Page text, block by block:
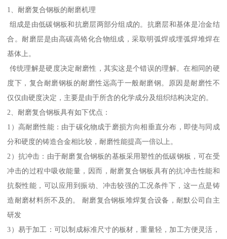
1、耐磨复合钢板的耐磨机理
组成是由低碳钢板和抗磨层两部分组成的。抗磨层和基体是冶金结
合。耐磨层是由高碳高铬化合物组成，采取明弧焊或埋弧焊堆焊在
基体上。
传统理解是硬度决定耐磨性，其实这是个错误的理解。在相同的硬
度下，复合耐磨钢板的耐磨性远高于一般耐磨钢。原因是耐磨性不
仅仅由硬度决定，主要是由于所含的化学成分及组织结构决定的。
2、耐磨复合钢板具有如下优点：
1）高耐磨性能：由于碳化物成于磨损方向相垂直分布，即使与同成
分和硬度的铸造合金相比较，耐磨性能提高一倍以上。
2）抗冲击：由于耐磨复合钢板的基板采用塑性的低碳钢板，可在受
冲击的过程中吸收能量，因而，耐磨复合钢板具有的抗冲击性能和
抗裂性能，可以应用到振动、冲击较强的工况条件下，这一点是铸
造耐磨材料所不及的。 耐磨复合钢板堆焊复合设备，耐默公司自主
研发
3）易于加工：可以制成标准尺寸的板材，重量轻，加工方便灵活，